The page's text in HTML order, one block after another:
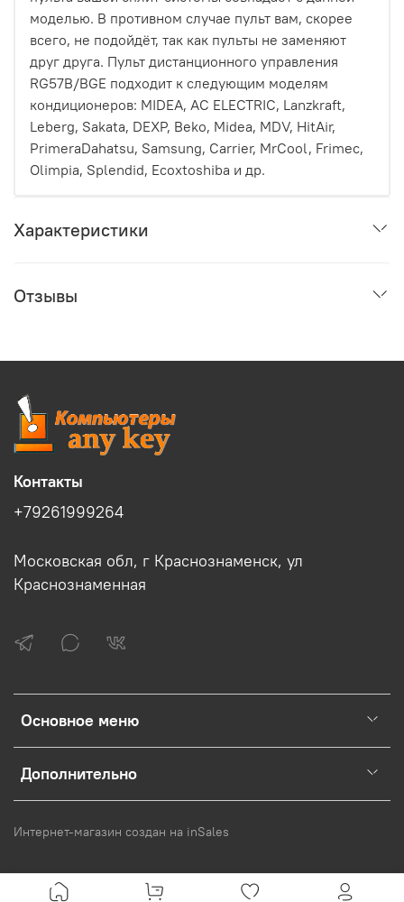
моделью. В противном случае пульт вам, скорее
всего, не подойдёт, так как пульты не заменяют
друг друга. Пульт дистанционного управления
RG57B/BGE подходит к следующим моделям
кондиционеров: MIDEA, AC ELECTRIC, Lanzkraft,
Leberg, Sakata, DEXP, Beko, Midea, MDV, HitAir,
PrimeraDahatsu, Samsung, Carrier, MrCool, Frimec,
Olimpia, Splendid, Ecoxtoshiba и др.
Характеристики
Отзывы
Основное меню
Дополнительно
Контакты
+79261999264
Московская обл, г Краснознаменск, ул
Краснознаменная
Интернет-магазин создан на inSales